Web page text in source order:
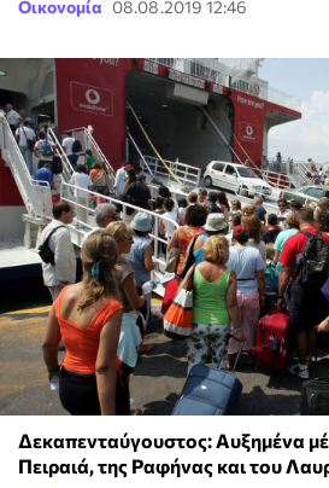
Οικονομία 08.08.2019 12:46
Δεκαπενταύγουστος: Αυξημένα
Πειραιά, της Ραφήνας και του